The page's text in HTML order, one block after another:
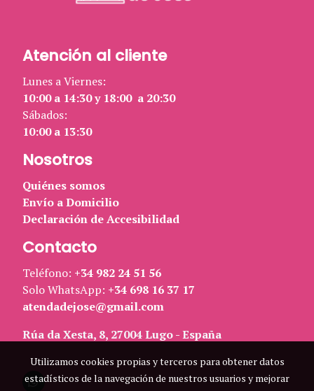
Atención al cliente
Lunes a Viernes:
10:00 a 14:30 y 18:00 a 20:30
Sábados:
10:00 a 13:30
Nosotros
Quiénes somos
Envío a Domicilio
Declaración de Accesibilidad
Contacto
Teléfono: +34 982 24 51 56
Solo WhatsApp: +34 698 16 37 17
atendadejose@gmail.com
Rúa da Xesta, 8, 27004 Lugo - España
Utilizamos cookies propias y terceros para obtener datos
estadísticos de la navegación de nuestros usuarios y mejorar